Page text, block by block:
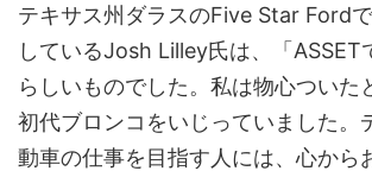
テキサス州ダラスのFive Star Ford
しているJosh Lilley氏は、「ASSET
らしいものでした。私は物心ついた
初代ブロンコをいじっていました。
動車の仕事を目指す人には、心から